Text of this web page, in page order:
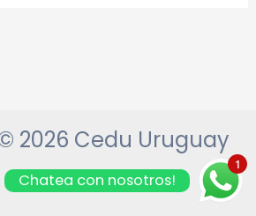
2026 Cedu Uruguay
1
Chatea con nosotros!